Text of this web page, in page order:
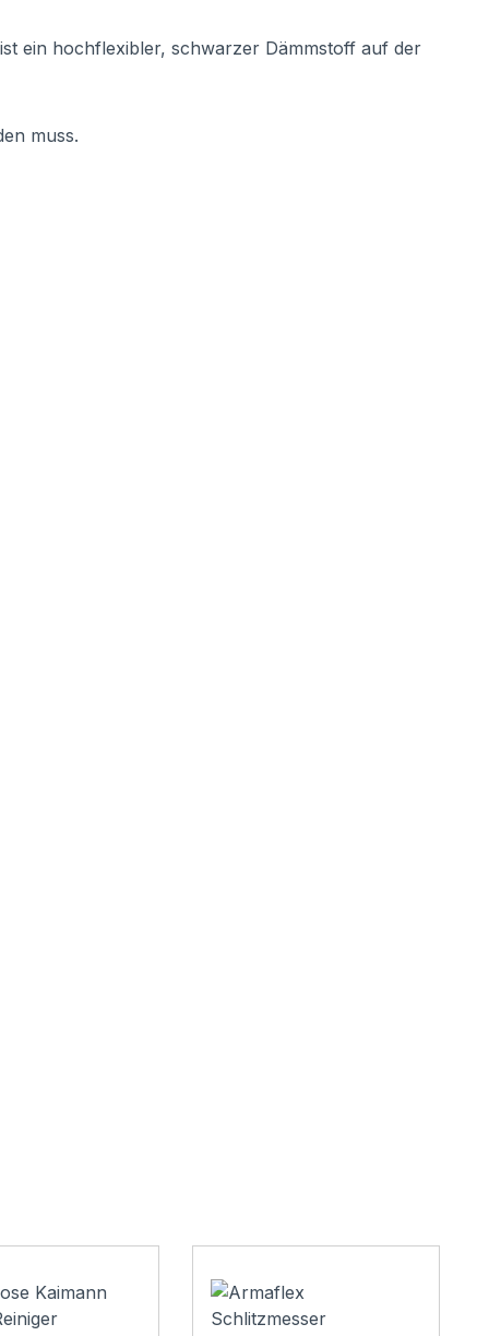
ein hochflexibler, schwarzer Dämmstoff auf der
muss.